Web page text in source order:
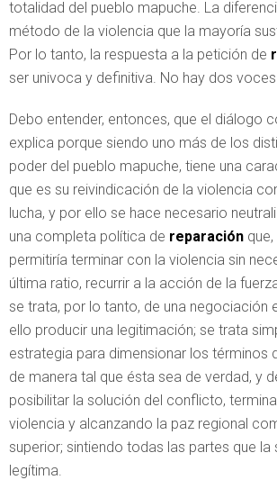
totalidad del pueblo mapuche. La
método de la violencia que la mayoría
Por lo tanto, la respuesta a la petición de
ser univoca y definitiva. No hay dos
Debo entender, entonces, que el diálogo
explica porque siendo uno más de los
poder del pueblo mapuche, tiene una
que es su reivindicación de la violencia
lucha, y por ello se hace necesario
una completa política de reparación
permitiría terminar con la violencia sin
última ratio, recurrir a la acción de la
se trata, por lo tanto, de una negociación
ello producir una legitimación; se trata
estrategia para dimensionar los términos
de manera tal que ésta sea de verdad, y
posibilitar la solución del conflicto,
violencia y alcanzando la paz regional
superior; sintiendo todas las partes que la
legítima.